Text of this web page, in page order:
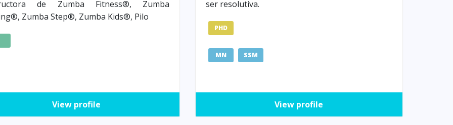
de Zumba Fitness®, Zumba
Zumba Step®, Zumba Kids®, Pilo
View profile
ser resolutiva.
PHD
MN SSM
View profile